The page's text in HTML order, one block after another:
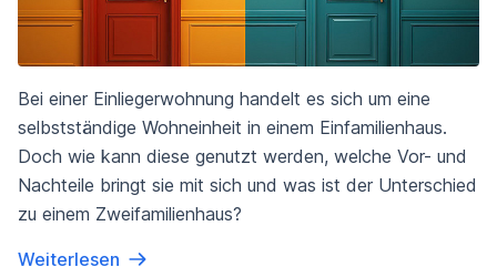
Bei einer Einliegerwohnung handelt es sich um eine
selbstständige Wohneinheit in einem Einfamilienhaus.
Doch wie kann diese genutzt werden, welche Vor- und
Nachteile bringt sie mit sich und was ist der Unterschied
zu einem Zweifamilienhaus?
Weiterlesen